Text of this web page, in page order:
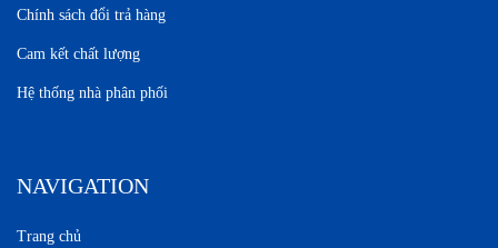
Chính sách đổi trả hàng
Cam kết chất lượng
Hệ thống nhà phân phối
NAVIGATION
Trang chủ